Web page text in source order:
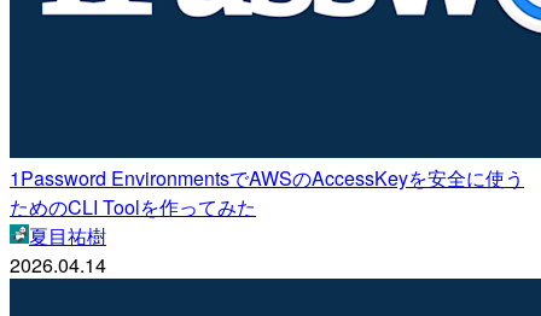
1Password EnvironmentsでAWSのAccessKeyを安全に使う
ためのCLI Toolを作ってみた
夏目祐樹
2026.04.14